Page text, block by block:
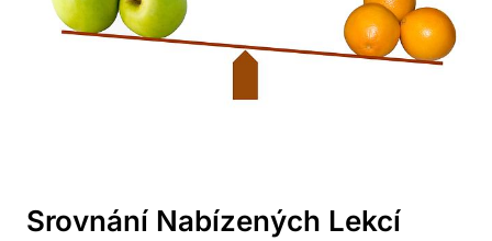
Srovnání Nabízených Lekcí